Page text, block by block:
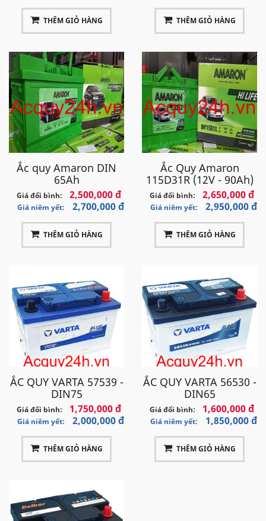
THÊM GIỎ HÀNG THÊM GIỎ HÀNG
Ắc quy Amaron DIN
65Ah
Giá đổi bình: 2,500,000 đ
Giá niêm yết: 2,700,000 đ
THÊM GIỎ HÀNG
Ắc Quy Amaron
115D31R (12V - 90Ah)
Giá đổi bình: 2,650,000 đ
Giá niêm yết: 2,950,000 đ
THÊM GIỎ HÀNG
ẮC QUY VARTA 57539 -
DIN75
Giá đổi bình: 1,750,000 đ
Giá niêm yết: 2,000,000 đ
THÊM GIỎ HÀNG
ẮC QUY VARTA 56530 -
DIN65
Giá đổi bình: 1,600,000 đ
Giá niêm yết: 1,850,000 đ
THÊM GIỎ HÀNG